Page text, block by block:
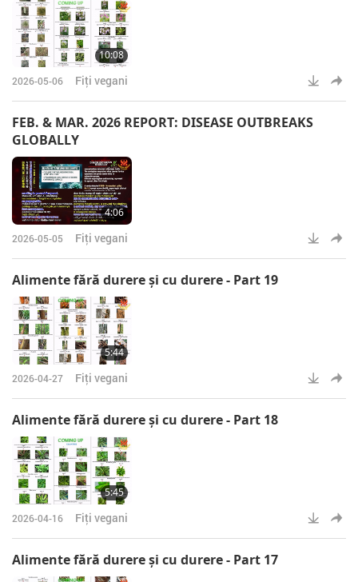
10:08
2026-05-06 Fiţi vegani
FEB. & MAR. 2026 REPORT: DISEASE OUTBREAKS
GLOBALLY
4:06
2026-05-05 Fiţi vegani
Alimente fără durere şi cu durere - Part 19
5:44
2026-04-27 Fiţi vegani
Alimente fără durere şi cu durere - Part 18
5:45
2026-04-16 Fiţi vegani
Alimente fără durere şi cu durere - Part 17